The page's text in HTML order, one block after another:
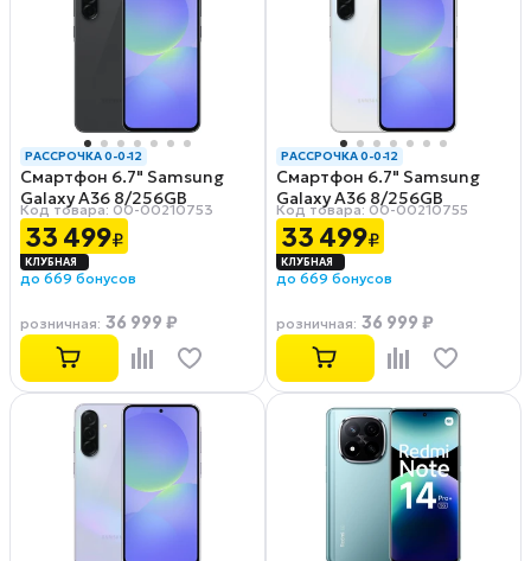
РАССРОЧКА 0-0-12
Смартфон 6.7" Samsung
Galaxy A36 8/256GB
Awesome Black
Код товара: 00-00210753
33 499₽
до 669 бонусов
розничная: 36 999 ₽
РАССРОЧКА 0-0-12
Смартфон 6.7" Samsung
Galaxy A36 8/256GB
Awesome Gray
Код товара: 00-00210755
33 499₽
до 669 бонусов
розничная: 36 999 ₽